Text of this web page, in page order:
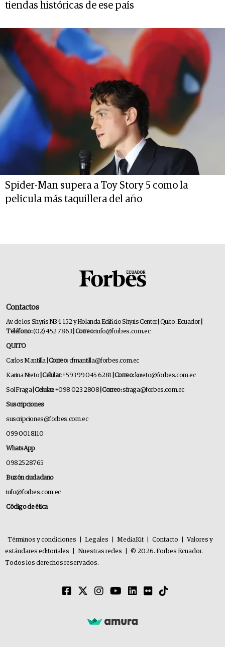
tiendas históricas de ese país
Spider-Man supera a Toy Story 5 como la
película más taquillera del año
Contactos
Av. de los Shyris N34-152 y Holanda Edificio Shyris Center | Quito, Ecuador
Teléfono:(02) 452 7863 | Correo:info@forbes.com.ec
QUITO
Carlos Mantilla | Correo:cfmantilla@forbes.com.ec
Karina Nieto | Celular:+593 99 045 6281 | Correo:knieto@forbes.com.ec
Sol Fraga| Celular:+098 023 2808 | Correo:sfraga@forbes.com.ec
Suscripciones
suscripciones@forbes.com.ec
099 001 8110
WhatsApp
0982528765
Buzón ciudadano
info@forbes.com.ec
Código de ética
Términos y condiciones Legales MediaKit Contacto
Valores y
estándares editoriales
Nuestras redes
© 2026. Forbes Ecuador.
Todos los derechos reservados.